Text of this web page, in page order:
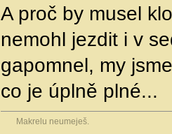
A proč by musel
nemohl jezdit i v
gapomnel, my
co je úplně plné...
Makrelu neumeješ.